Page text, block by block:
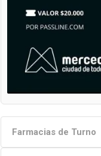
Farmacias de Turno